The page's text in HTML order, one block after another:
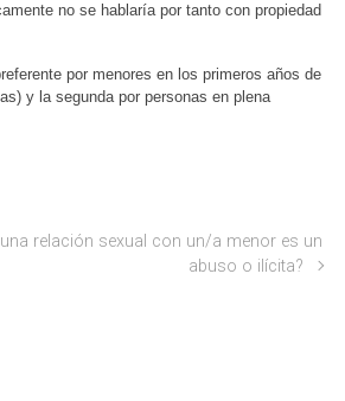
no se hablaría por tanto con propiedad
por menores en los primeros años de
y la segunda por personas en plena
relación sexual con un/a menor es un
abuso o ilícita?